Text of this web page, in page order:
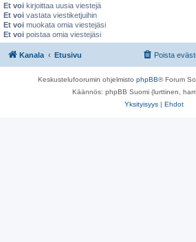
Et voi kirjoittaa uusia viestejä
Et voi vastata viestiketjuihin
Et voi muokata omia viestejäsi
Et voi poistaa omia viestejäsi
Kanala Etusivu Poista
Keskustelufoorumin ohjelmisto phpBB® Forum
Käännös: phpBB Suomi (lurttinen,
Yksityisyys | Ehdot